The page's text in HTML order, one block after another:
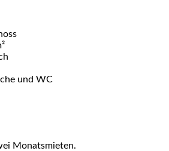
und WC
Monatsmieten.